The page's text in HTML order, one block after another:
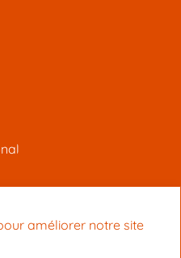
améliorer notre site
34090 Montpellier